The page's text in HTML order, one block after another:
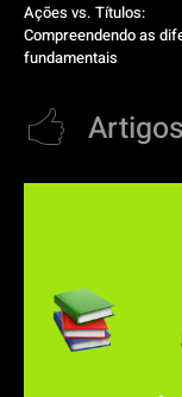
Ações vs. Títulos:
Compreendendo as
fundamentais